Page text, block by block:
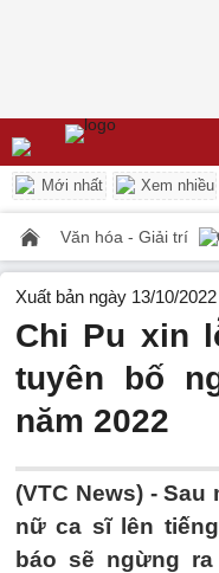
Mới nhất Xem nhiều
Văn hóa - Giải trí
Xuất bản ngày 13/10/
Chi Pu xin
tuyên bố
năm 2022
(VTC News) -Sau
nữ ca sĩ lên
báo sẽ ngừng